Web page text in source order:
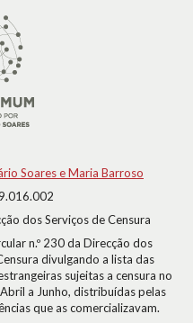
Soares e Maria Barroso
dos Serviços de Censura
n.º 230 da Direcção dos
divulgando a lista das
sujeitas a censura no
a Junho, distribuídas pelas
que as comercializavam.